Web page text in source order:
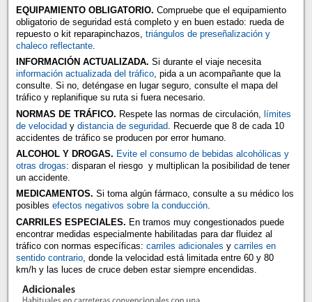
EQUIPAMIENTO OBLIGATORIO. Compruebe que el equipamiento
obligatorio de seguridad está completo y en buen estado: rueda de
repuesto o kit reparapinchazos, triángulos de preseñalización y
chaleco reflectante.
INFORMACIÓN ACTUALIZADA. Si durante el viaje necesita
información actualizada del tráfico, pida a un acompañante que la
consulte. Si no, deténgase en lugar seguro, consulte el mapa del
tráfico y replanifique su ruta si fuera necesario.
NORMAS DE TRÁFICO. Respete las normas de circulación, límites
de velocidady distancia de seguridad. Recuerde que 8 de cada 10
accidentes de tráfico se producen por error humano.
ALCOHOL Y DROGAS. Evite el consumo de bebidas alcohólicas y
otras drogas: disparan el riesgo y multiplican la posibilidad de tener
un accidente.
MEDICAMENTOS. Si toma algún fármaco, consulte a su médico los
posibles efectos negativos sobre la conducción.
CARRILES ESPECIALES. En tramos muy congestionados puede
encontrar medidas especialmente habilitadas para dar fluidez al
tráfico con normas específicas: carriles adicionales y carriles en
sentido contrario, donde la velocidad está limitada entre 60 y 80
km/h y las luces de cruce deben estar siempre encendidas.